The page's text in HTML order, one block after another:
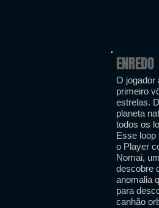
ENREDO
O jogador
primeiro
estrelas.
planeta
todos os
Esse loop
o Player
Nomai,
descobre
anomalia
para
canhão